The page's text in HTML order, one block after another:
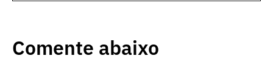
Comente abaixo